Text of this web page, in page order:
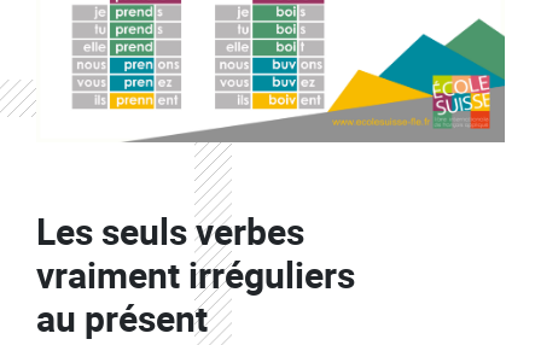
Les seuls verbes
vraiment irréguliers
au présent